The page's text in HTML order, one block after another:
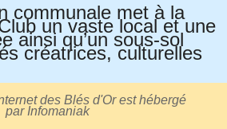
communale met à la
un vaste local et une
ainsi qu’un sous-sol
créatrices, culturelles
des Blés d'Or est hébergé
par Infomaniak